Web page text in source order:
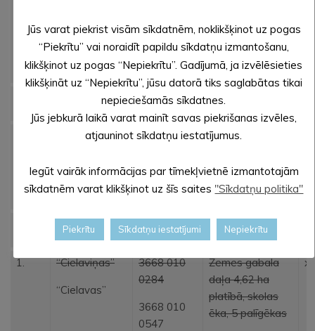
(administratīvā
ēka, veikals),
dzīvojamā ēka
Kalncempju pagasts
“Cempji 4”
3664 004
Zemes gabala
Kultūras nams
Liepnas pagasts
1. “Cielaviņas”
“Cielavas”
3668 010
0284
3668 010
0547
Zemes gabala
daļa 4,62 ha
platībā, skolas
ēka, 5 palīgēkas
x
Jūs varat piekrist visām sīkdatnēm, noklikšķinot uz pogas
“Piekrītu” vai noraidīt papildu sīkdatņu izmantošanu,
klikšķinot uz pogas “Nepiekrītu”. Gadījumā, ja izvēlēsieties
klikšķināt uz “Nepiekrītu”, jūsu datorā tiks saglabātas tikai
nepieciešamās sīkdatnes.
Jūs jebkurā laikā varat mainīt savas piekrišanas izvēles,
atjauninot sīkdatņu iestatījumus.
Iegūt vairāk informācijas par tīmekļvietnē izmantotajām
sīkdatnēm varat klikšķinot uz šīs saites "Sīkdatņu politika"
Piekrītu Sīkdatņu iestatījumi Nepiekrītu